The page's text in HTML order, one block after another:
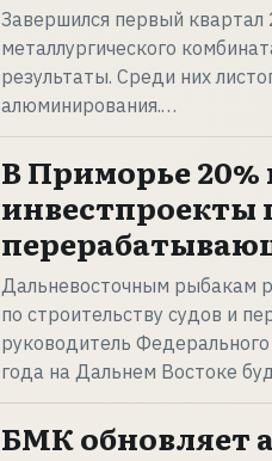
Завершился первый квартал
металлургического
результаты. Среди них
алюминирования.…
В Приморье 20%
инвестпроекты
Дальневосточным рыбакам
по строительству судов и
руководитель
года на Дальнем Востоке
БМК обновляет